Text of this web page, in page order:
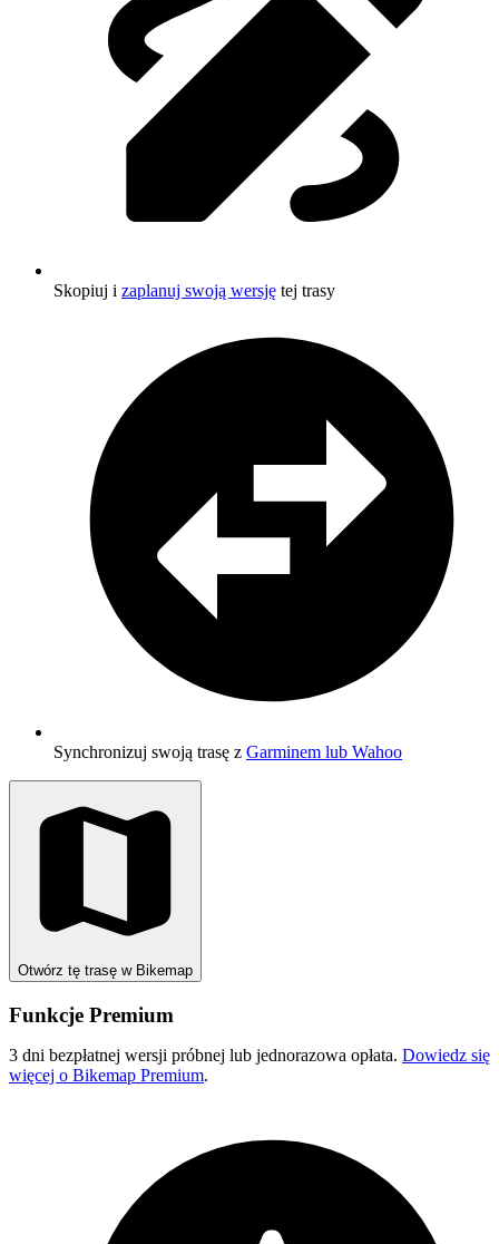
Skopiuj i zaplanuj swoją wersję tej trasy
Synchronizuj swoją trasę z Garminem lub Wahoo
Otwórz tę trasę w Bikemap
Funkcje Premium
3 dni bezpłatnej wersji próbnej lub jednorazowa opłata. Dowiedz się
więcej o Bikemap Premium.